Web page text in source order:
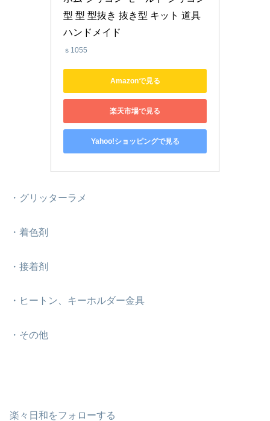
型 型 型抜き 抜き型 キット 道具
ハンドメイド
ｓ1055
Amazonで見る
楽天市場で見る
Yahoo!ショッピングで見る
・グリッターラメ
・着色剤
・接着剤
・ヒートン、キーホルダー金具
・その他
楽々日和をフォローする